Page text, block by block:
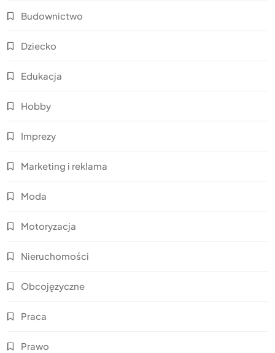
Budownictwo
Dziecko
Edukacja
Hobby
Imprezy
Marketing i reklama
Moda
Motoryzacja
Nieruchomości
Obcojęzyczne
Praca
Prawo